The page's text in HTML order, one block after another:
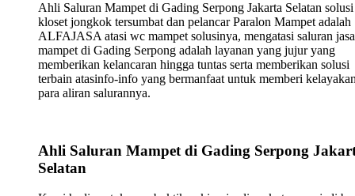
Ahli Saluran Mampet di Gading Serpong Jakarta Selatan solusi
kloset jongkok tersumbat dan pelancar Paralon Mampet adalah
ALFAJASA atasi wc mampet solusinya, mengatasi saluran jasa
mampet di Gading Serpong adalah layanan yang jujur yang
memberikan kelancaran hingga tuntas serta memberikan solusi
terbain atasinfo-info yang bermanfaat untuk memberi
para aliran salurannya.
Ahli Saluran Mampet di Gading Serpong
Selatan